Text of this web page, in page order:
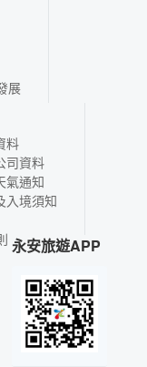
展
料
司資料
氣通知
入境須知
永安旅遊APP